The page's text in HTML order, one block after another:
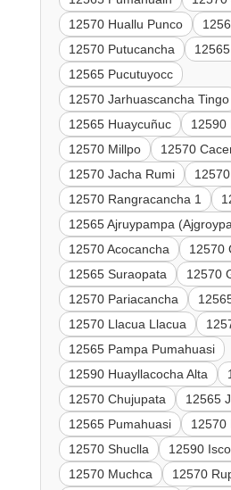
12570 Huallu Punco
12570 Putucancha
12565 Pucutuyocc
12570 Jarhuascancha Tingo
12565 Huaycuñuc
12590
12570 Millpo
12570
12570 Jacha Rumi
12570 Rangracancha 1
12565 Ajruypampa
12570 Acocancha
12570
12565 Suraopata
12570
12570 Pariacancha
12570 Llacua Llacua
12565 Pampa Pumahuasi
12590 Huayllacocha Alta
12570 Chujupata
12565
12565 Pumahuasi
12570
12570 Shuclla
12590
12570 Muchca
12570